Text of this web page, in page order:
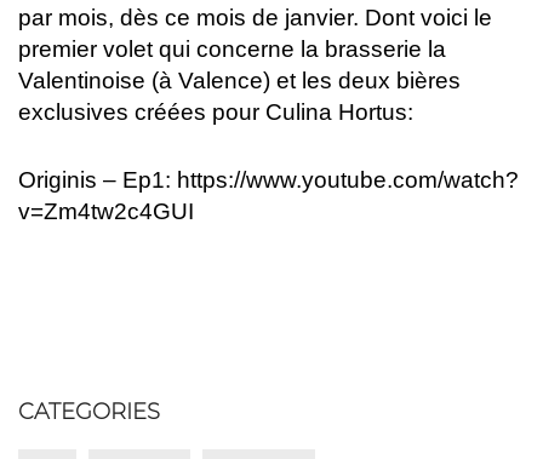
par mois, dès ce mois de janvier. Dont voici le
premier volet qui concerne la brasserie la
Valentinoise (à Valence) et les deux bières
exclusives créées pour Culina Hortus:
Originis – Ep1: https://www.youtube.com/watch?
v=Zm4tw2c4GUI
CATEGORIES